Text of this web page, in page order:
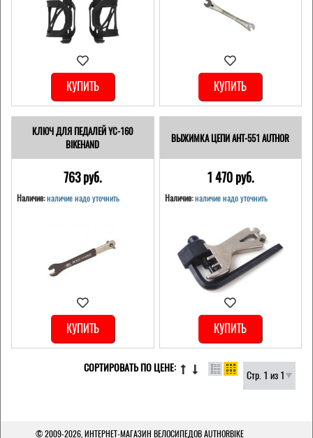
КУПИТЬ КУПИТЬ
КЛЮЧ ДЛЯ ПЕДАЛЕЙ YC-160
BIKEHAND
763 pуб.
Наличие:наличие надо уточнить
КУПИТЬ
ВЫЖИМКА ЦЕПИ AHT-551 AUTHOR
1 470 pуб.
Наличие: наличие надо уточнить
КУПИТЬ
Стр. 1 из 1
СОРТИРОВАТЬ ПО ЦЕНЕ:
© 2009-2026, ИНТЕРНЕТ-МАГАЗИН ВЕЛОСИПЕДОВ AUTHORBIKE